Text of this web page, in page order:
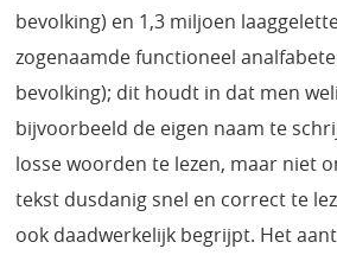
bevolking) en 1,3 miljoen
zogenaamde functioneel
bevolking); dit houdt in dat men
bijvoorbeeld de eigen naam te
losse woorden te lezen, maar niet
tekst dusdanig snel en correct te
ook daadwerkelijk begrijpt. Het